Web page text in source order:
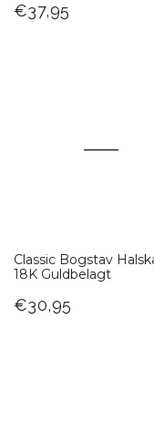
€37,95
Classic Bogstav
18K Guldbelagt
€30,95